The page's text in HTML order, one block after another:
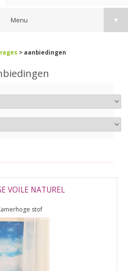
Menu ▼
> aanbiedingen
VOILE NATUREL
stof